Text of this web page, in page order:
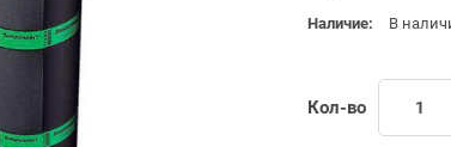
Наличие: В
Кол-во